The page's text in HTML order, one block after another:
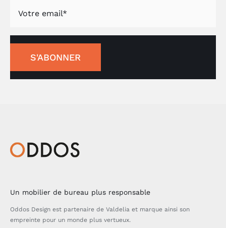
S'ABONNER
Un mobilier de bureau plus responsable
Oddos Design est partenaire de Valdelia et marque ainsi son
empreinte pour un monde plus vertueux.